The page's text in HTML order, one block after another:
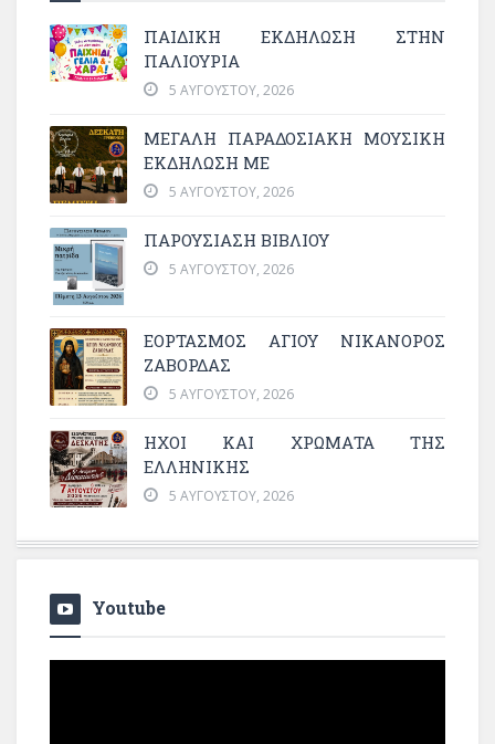
ΠΑΙΔΙΚΗ ΕΚΔΗΛΩΣΗ ΣΤΗΝ
ΠΑΛΙΟΥΡΙΑ
5 ΑΥΓΟΎΣΤΟΥ, 2026
ΜΕΓΆΛΗ ΠΑΡΑΔΟΣΙΑΚΉ ΜΟΥΣΙΚΉ
ΕΚΔΉΛΩΣΗ ΜΕ
5 ΑΥΓΟΎΣΤΟΥ, 2026
ΠΑΡΟΥΣΙΑΣΗ ΒΙΒΛΙΟΥ
5 ΑΥΓΟΎΣΤΟΥ, 2026
ΕΟΡΤΑΣΜΟΣ ΑΓΙΟΥ ΝΙΚΑΝΟΡΟΣ
ΖΑΒΟΡΔΑΣ
5 ΑΥΓΟΎΣΤΟΥ, 2026
ΗΧΟΙ ΚΑΙ ΧΡΩΜΑΤΑ ΤΗΣ
ΕΛΛΗΝΙΚΗΣ
5 ΑΥΓΟΎΣΤΟΥ, 2026
Youtube